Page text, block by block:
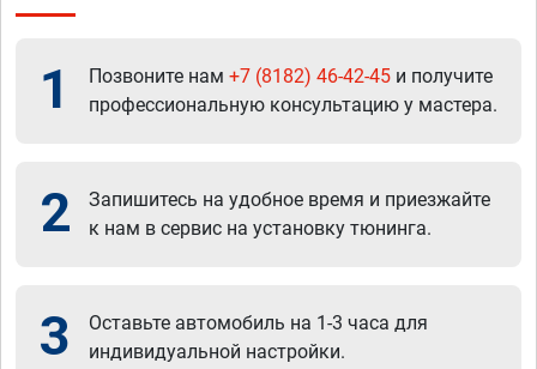
1 Позвоните нам +7 (8182) 46-42-45 и получите
профессиональную консультацию у мастера.
2
Запишитесь на удобное время и приезжайте
к нам в сервис на установку тюнинга.
3
Оставьте автомобиль на 1-3 часа для
индивидуальной настройки.